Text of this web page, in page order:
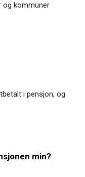
og kommuner
i pensjon, og
min?